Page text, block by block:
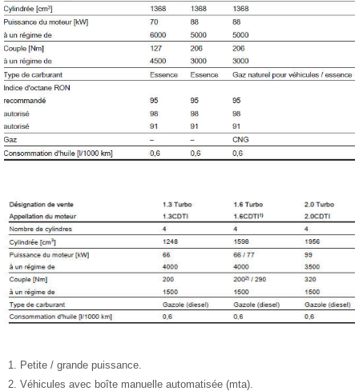
Petite / grande puissance.
Véhicules avec boîte manuelle automatisée (mta).